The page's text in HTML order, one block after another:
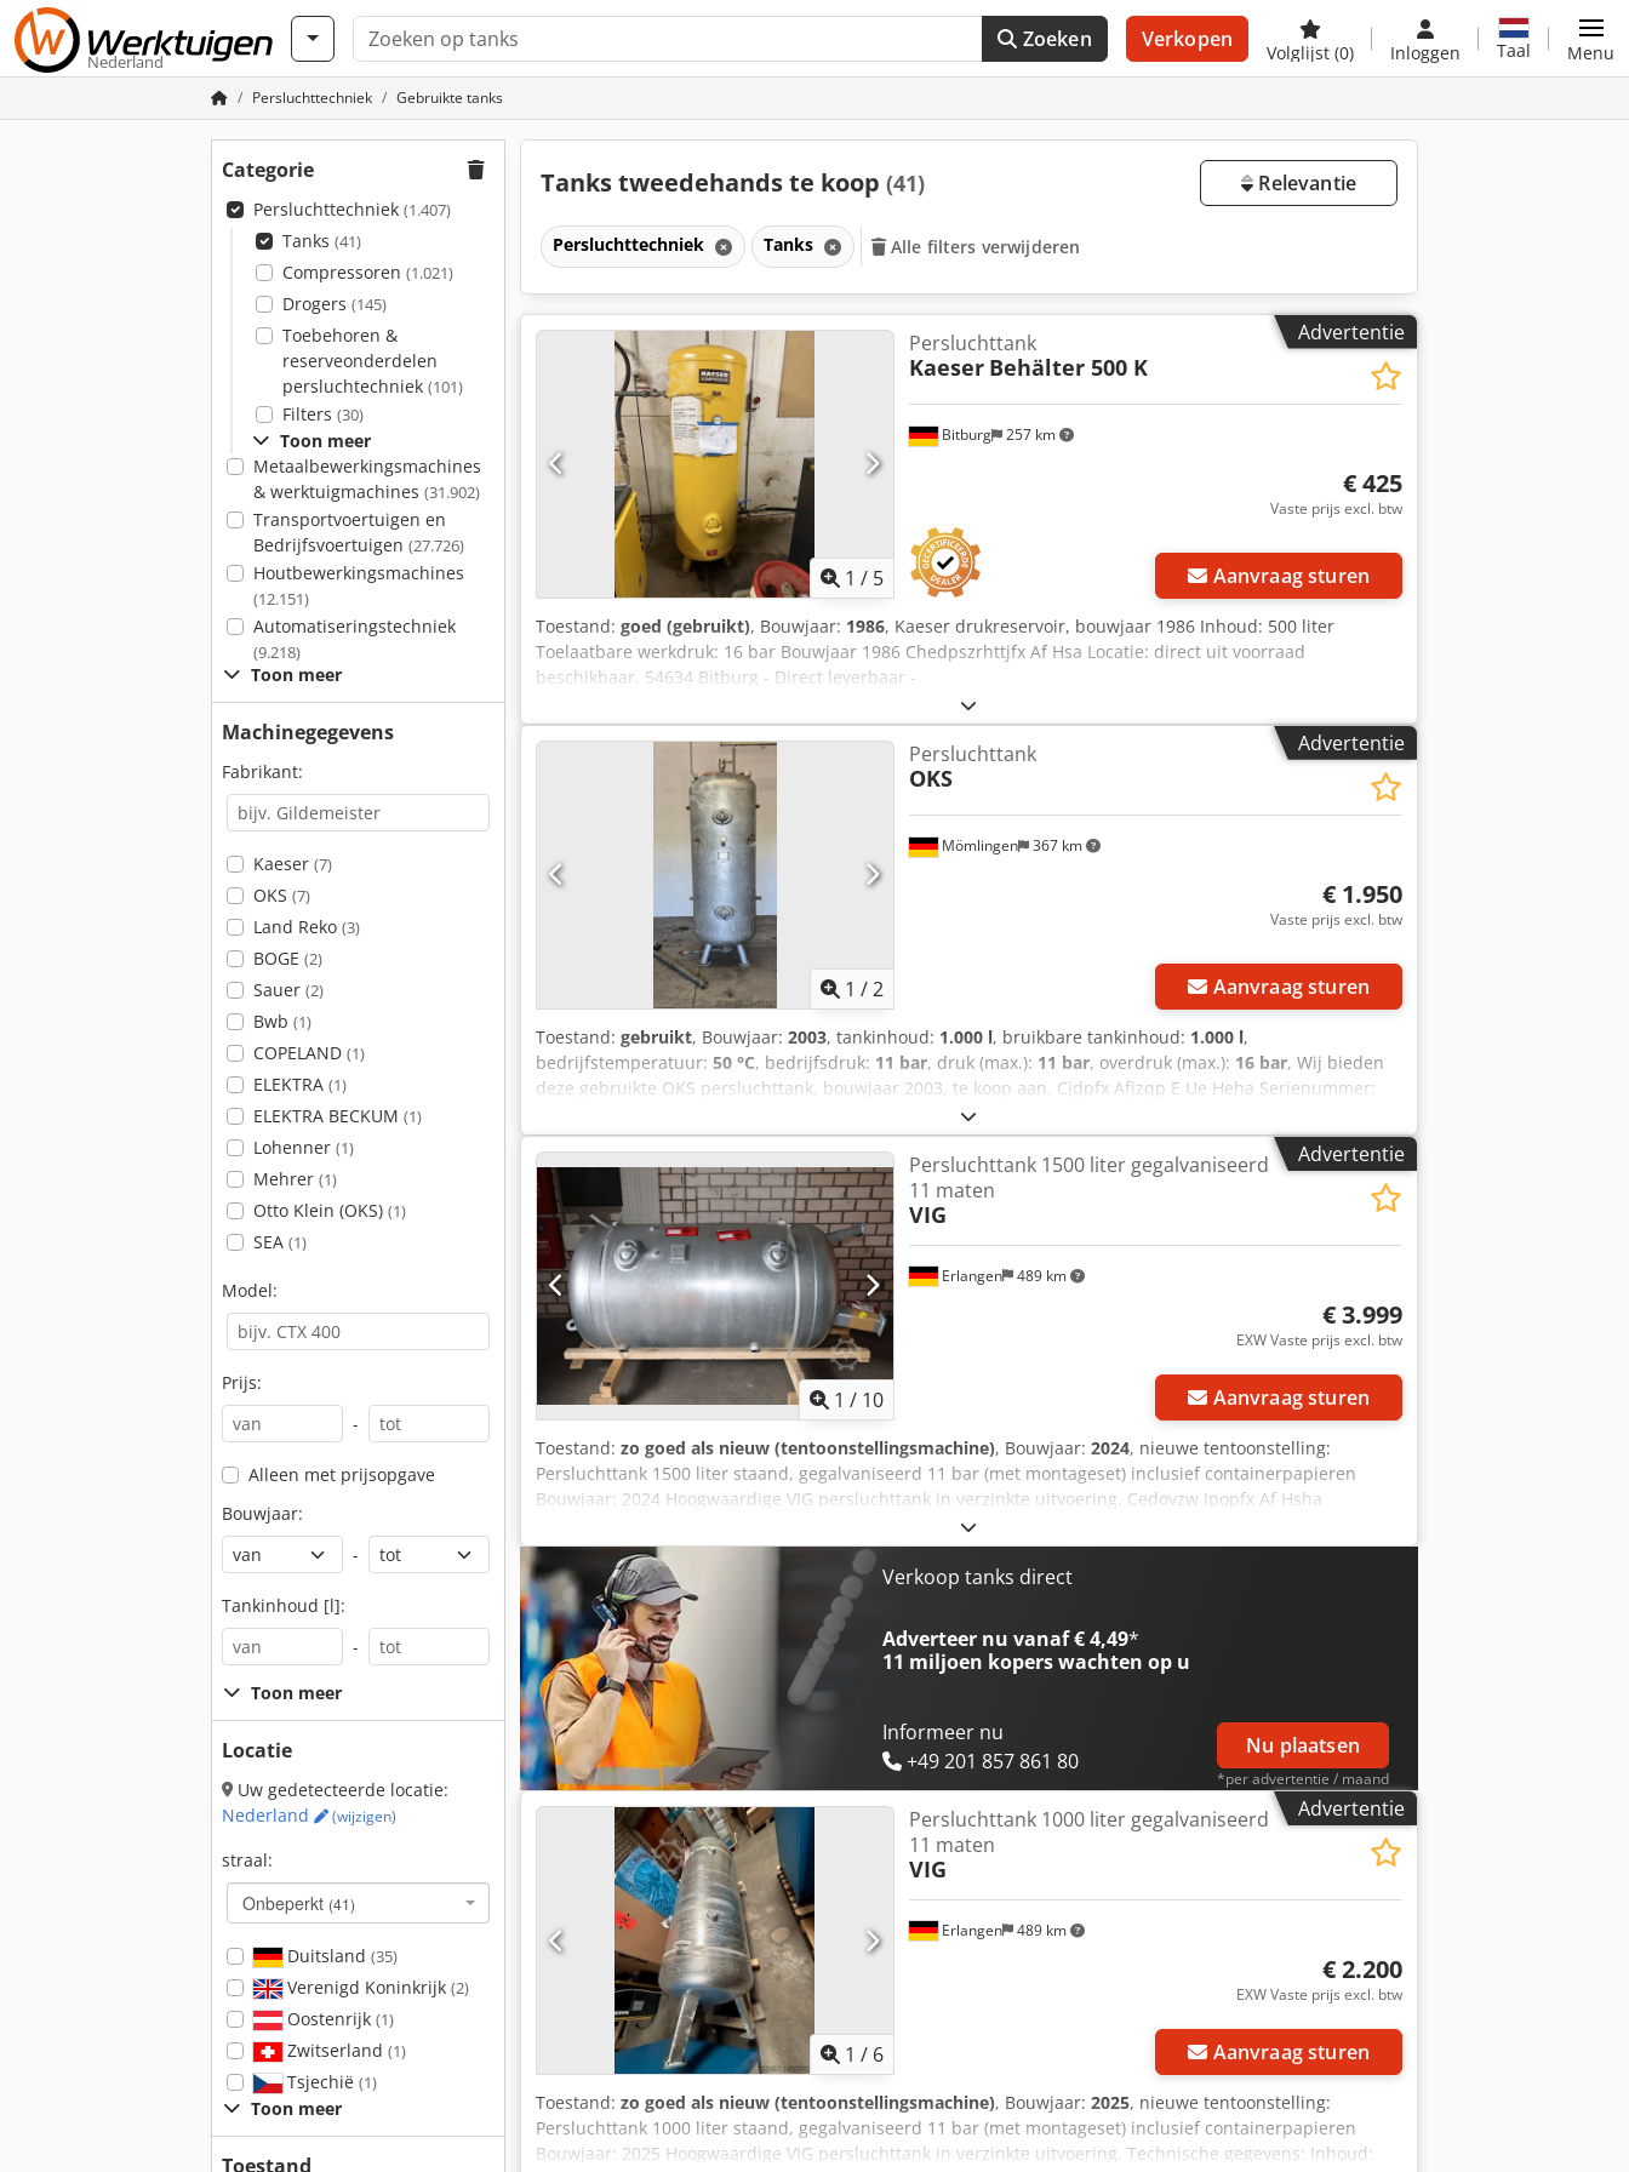
Nederland
Zoeken Verkopen
Volglijst (0) Inloggen Taal Menu
Persluchttechniek Gebruikte tanks
Categorie
Persluchttechniek (1.407)
Tanks (41)
Compressoren (1.021)
Drogers (145)
Toebehoren &
reserveonderdelen
persluchtechniek (101)
Filters (30)
Toon meer
Metaalbewerkingsmachines
& werktuigmachines (31.902)
Transportvoertuigen en
Bedrijfsvoertuigen (27.726)
Houtbewerkingsmachines
(12.151)
Automatiseringstechniek
(9.218)
Toon meer
Machinegegevens
Fabrikant:
Kaeser (7)
OKS (7)
Land Reko (3)
BOGE (2)
Sauer (2)
Bwb (1)
COPELAND (1)
ELEKTRA (1)
ELEKTRA BECKUM (1)
Lohenner (1)
Mehrer (1)
Otto Klein (OKS) (1)
SEA (1)
Model:
Prijs:
-
Alleen met prijsopgave
Bouwjaar:
-
Tankinhoud [l]:
-
Toon meer
Locatie
Uw gedetecteerde locatie:
Nederland
(wijzigen)
straal:
Onbeperkt (41)
Duitsland (35)
Verenigd Koninkrijk (2)
Oostenrijk (1)
Zwitserland (1)
Tsjechië (1)
Toon meer
Toestand
Tanks tweedehands te koop (41) Relevantie
Persluchttechniek Tanks Alle filters verwijderen
Advertentie
1 / 5
Bitburg 257 km
Persluchttank
Kaeser Behälter 500 K
€ 425
Vaste prijs excl. btw
Aanvraag sturen
Toestand: goed (gebruikt), Bouwjaar: 1986, Kaeser drukreservoir, bouwjaar 1986 Inhoud: 500 liter
Toelaatbare werkdruk: 16 bar Bouwjaar 1986 Chedpszrhttjfx Af Hsa Locatie: direct uit voorraad
beschikbaar, 54634 Bitburg - Direct leverbaar -
Advertentie
Vraag meer foto's aan
1 /2
Mömlingen 367 km
Persluchttank
OKS
€ 1.950
Vaste prijs excl. btw
Aanvraag sturen
Toestand: gebruikt, Bouwjaar: 2003, tankinhoud: 1.000 l, bruikbare tankinhoud: 1.000 l,
bedrijfstemperatuur: 50 °C, bedrijfsdruk: 11 bar, druk (max.): 11 bar, overdruk (max.): 16 bar, Wij bieden
deze gebruikte OKS persluchttank, bouwjaar 2003, te koop aan. Cjdpfx Afjzqp E Ue Heha Serienummer:
500417 Inhoud: 1000 liter Minimale werkdruk: 0 bar Maximale werkdruk: 11 bar Testdruk: 16,0 bar
Minimale bedrijfstemperatuur: -10 °C Maximale bedrijfstemperatuur: 50 °C Bouwjaar: 2003 Mocht u
vragen hebben of meer informatie nodig hebben, stuur ons dan gerust een bericht of neem telefonisch
contact met ons op.
Advertentie
1 / 10
Erlangen 489 km
Persluchttank 1500 liter gegalvaniseerd
11 maten
VIG
€ 3.999
EXW Vaste prijs excl. btw
Aanvraag sturen
Toestand: zo goed als nieuw (tentoonstellingsmachine), Bouwjaar: 2024, nieuwe tentoonstelling:
Persluchttank 1500 liter staand, gegalvaniseerd 11 bar (met montageset) inclusief containerpapieren
Bouwjaar: 2024 Hoogwaardige VIG persluchttank in verzinkte uitvoering. Cedovzw Ipopfx Af Hsha
Technische gegevens: - Volume: 1500 liter -zul. Bedrijfsdruk: 11 bar -Medium: Lucht -Diameter: 900 mm -
Containerhoogte: 2381 mm - Massa: 379 kg -Aansluiting persluchtinlaat: 2 x G 2" -Aansluiting
persluchtuitgang: 2 x G 2" - Aansluiting veiligheidsventiel: 2 x G 1/2" - Aansluiting condensafvoer: G 1 1/2"
- Onderhoudsopening: 2 x handgat 100x150mm Gefabriceerd en getest volgens de EG-richtlijnen
2009/105/EG en AD 2000 Ontwerptemperatuur: -10 °C tot + 50 °C Oppervlaktecoating: gegalvaniseerd Via
onze huisbank kunt u eenvoudig nieuwe machines leasen. Bezoek onze winkel. Wij hebben altijd een
ruime keuze aan nieuwe en gebruikte compressoren op voorraad!
Verkoop tanks direct
Adverteer nu vanaf € 4,49*
11 miljoen koperswachten op u
Informeer nu
+49 201 857 861 80
Nu plaatsen
*per advertentie / maand
Advertentie
1 / 6
Erlangen 489 km
Persluchttank 1000 liter gegalvaniseerd
11 maten
VIG
€ 2.200
EXW Vaste prijs excl. btw
Aanvraag sturen
Toestand: zo goed als nieuw (tentoonstellingsmachine), Bouwjaar: 2025, nieuwe tentoonstelling:
Persluchttank 1000 liter staand, gegalvaniseerd 11 bar (met montageset) inclusief containerpapieren
Bouwjaar: 2025 Hoogwaardige VIG persluchttank in verzinkte uitvoering. Technische gegevens: Inhoud: